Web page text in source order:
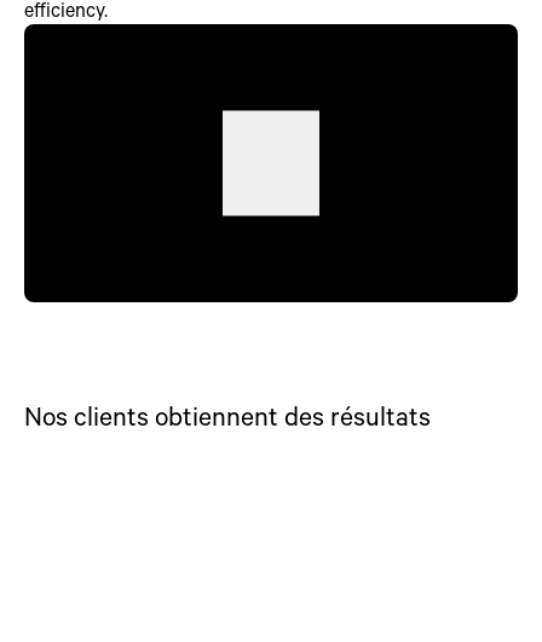
efficiency.
Nos clients obtiennent des résultats